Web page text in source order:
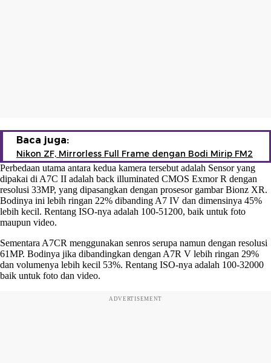
Baca juga:
Nikon ZF, Mirrorless Full Frame dengan Bodi Mirip FM2
Perbedaan utama antara kedua kamera tersebut adalah Sensor yang
dipakai di A7C II adalah back illuminated CMOS Exmor R dengan
resolusi 33MP, yang dipasangkan dengan prosesor gambar Bionz XR.
Bodinya ini lebih ringan 22% dibanding A7 IV dan dimensinya 45%
lebih kecil. Rentang ISO-nya adalah 100-51200, baik untuk foto
maupun video.
Sementara A7CR menggunakan senros serupa namun dengan resolusi
61MP. Bodinya jika dibandingkan dengan A7R V lebih ringan 29%
dan volumenya lebih kecil 53%. Rentang ISO-nya adalah 100-32000
baik untuk foto dan video.
ADVERTISEMENT